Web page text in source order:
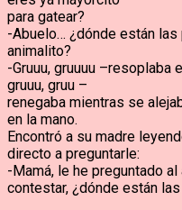
para gatear?
-Abuelo… ¿dónde están
animalito?
-Gruuu, gruuuu –resoplaba
gruuu, gruu –
renegaba mientras se
en la mano.
Encontró a su madre
directo a preguntarle:
-Mamá, le he preguntado
contestar, ¿dónde están